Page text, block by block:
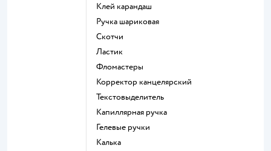
Клей карандаш
Ручка шариковая
Скотчи
Ластик
Фломастеры
Корректор канцелярский
Текстовыделитель
Капиллярная ручка
Гелевые ручки
Калька